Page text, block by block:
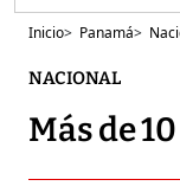
Inicio> Panamá>
NACIONAL
Más de